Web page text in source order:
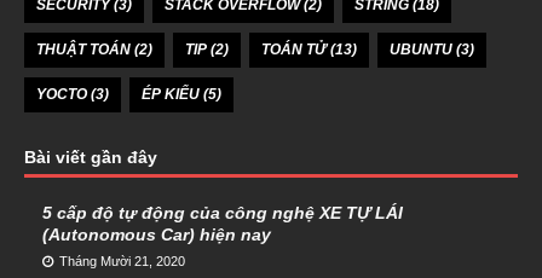
SECURITY(3) STACK OVERFLOW(2) STRING (18)
THUẬT TOÁN (2) TIP (2) TOÁN TỬ(13) UBUNTU (3)
YOCTO(3) ÉP KIỂU (5)
Bài viết gần đây
5 cấp độ tự động của công nghệ XE TỰ LÁI
(Autonomous Car) hiện nay
Tháng Mười 21, 2020